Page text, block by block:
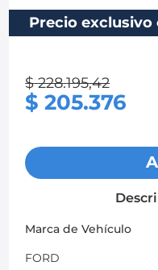
Precio exclusivo
$ 228.195,42
$ 205.376
Marca de Vehículo
FORD
5.
optra
6.
mazda 3
chevrolet sail
. mazda 2